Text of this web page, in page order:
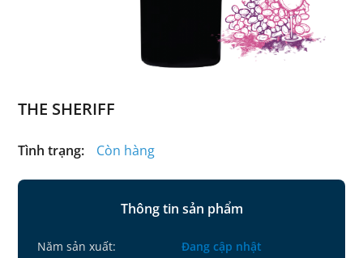
THE SHERIFF
Tình trạng: Còn hàng
Thông tin sản phẩm
Năm sản xuất:
Đang cập nhật